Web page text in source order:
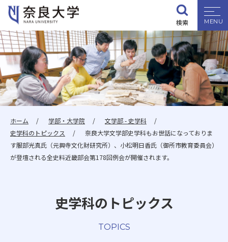
検索
大学紹介
学部・大学院
学生生活
研究・地域連携
ホーム 学部・大学院
文学部 - 史学科
史学科のトピックス
奈良大学文学部史学科もお世話になっておりま
す服部光真氏（元興寺文化財研究所）、小松明日香氏（御所市教育委員会）
が登壇される全史料近畿部会第178回例会が開催されます。
史学科のトピックス
TOPICS